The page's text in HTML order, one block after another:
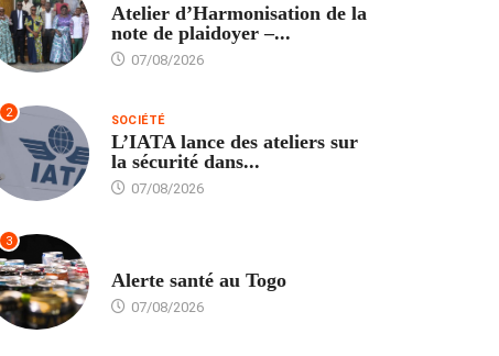
Atelier d’Harmonisation de la
note de plaidoyer –...
07/08/2026
2 SOCIÉTÉ
L’IATA lance des ateliers sur
la sécurité dans...
07/08/2026
3
Alerte santé au Togo
07/08/2026